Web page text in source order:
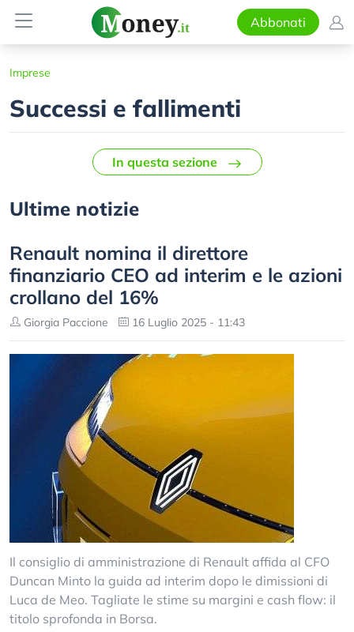
Abbonati
Imprese
Successi e fallimenti
In questa sezione
Ultime notizie
Renault nomina il direttore
finanziario CEO ad interim e le azioni
crollano del 16%
Giorgia Paccione 16 Luglio 2025 - 11:43
Il consiglio di amministrazione di Renault affida al CFO
Duncan Minto la guida ad interim dopo le dimissioni di
Luca de Meo. Tagliate le stime su margini e cash flow: il
titolo sprofonda in Borsa.